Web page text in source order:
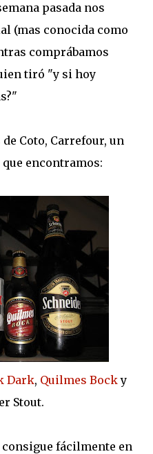
pasada nos
(mas conocida como
comprábamos
tiró "y si hoy
Coto, Carrefour, un
encontramos:
Dark, Quilmes Bocky
Stout.
consigue fácilmente en